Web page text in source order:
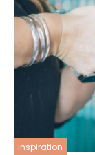
inspiration